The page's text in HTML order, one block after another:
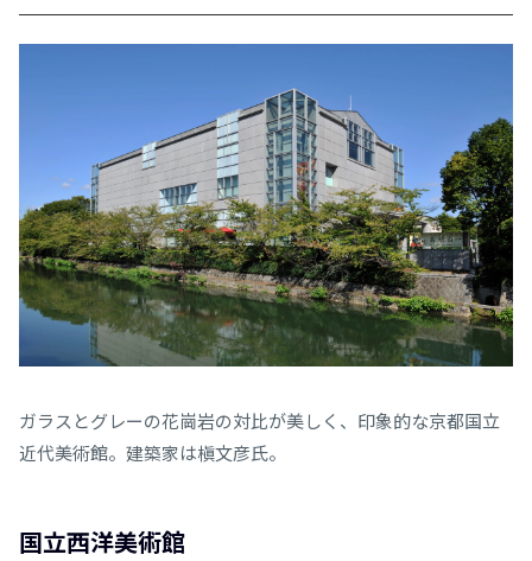
ガラスとグレーの花崗岩の対比が美しく、印象的な京都国立
近代美術館。建築家は槇文彦氏。
国立西洋美術館